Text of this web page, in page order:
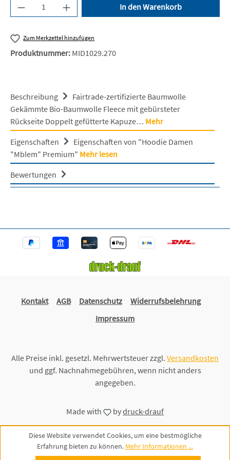
Produkt Anzahl: Gib den gewünschten Wert
In den Warenkorb
Zum Merkzettel hinzufügen
Produktnummer: MID1029.270
Beschreibung
Fairtrade-zertifizierte Baumwolle
Gekämmte Bio-Baumwolle Fleece mit gebürsteter
Rückseite Doppelt gefütterte Kapuze… Mehr
Eigenschaften
Eigenschaften von "Hoodie Damen
"Mblem" Premium" Mehr lesen
Bewertungen
Kontakt AGB Datenschutz
Widerrufsbelehrung
Impressum
Alle Preise inkl. gesetzl. Mehrwertsteuer zzgl. Versandkosten
und ggf. Nachnahmegebühren, wenn nicht anders
angegeben.
Made with bydruck-drauf
Diese Website verwendet Cookies, um eine bestmögliche
Erfahrung bieten zu können. Mehr Informationen ...